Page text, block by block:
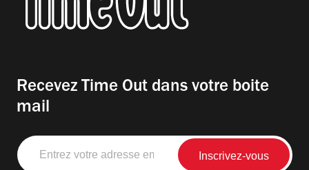
Recevez Time Out dans votre boite
mail
Entrez
votre